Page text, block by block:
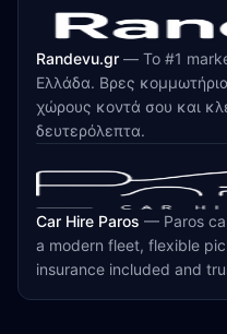
Randevu.gr — Το #1
Ελλάδα. Βρες
χώρους κοντά σου και
δευτερόλεπτα.
Car Hire Paros — Paros
a modern fleet, flexible
insurance included and